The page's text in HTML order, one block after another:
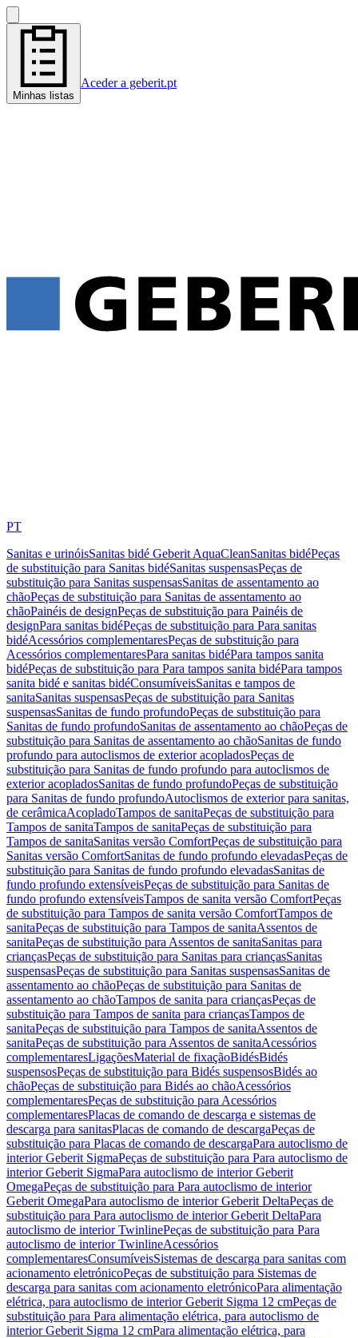
Minhas listas
Aceder a geberit.pt
PT
Sanitas e urinóisSanitas bidé Geberit AquaCleanSanitas bidéPeças
de substituição para Sanitas bidéSanitas suspensasPeças de
substituição para Sanitas suspensasSanitas de assentamento ao
chãoPeças de substituição para Sanitas de assentamento ao
chãoPainéis de designPeças de substituição para Painéis de
designPara sanitas bidéPeças de substituição para Para sanitas
bidéAcessórios complementaresPeças de substituição para
Acessórios complementaresPara sanitas bidéPara tampos sanita
bidéPeças de substituição para Para tampos sanita bidéPara tampos
sanita bidé e sanitas bidéConsumíveisSanitas e tampos de
sanitaSanitas suspensasPeças de substituição para Sanitas
suspensasSanitas de fundo profundoPeças de substituição para
Sanitas de fundo profundoSanitas de assentamento ao chãoPeças de
substituição para Sanitas de assentamento ao chãoSanitas de fundo
profundo para autoclismos de exterior acopladosPeças de
substituição para Sanitas de fundo profundo para autoclismos de
exterior acopladosSanitas de fundo profundoPeças de substituição
para Sanitas de fundo profundoAutoclismos de exterior para sanitas,
de cerâmicaAcopladoTampos de sanitaPeças de substituição para
Tampos de sanitaTampos de sanitaPeças de substituição para
Tampos de sanitaSanitas versão ComfortPeças de substituição para
Sanitas versão ComfortSanitas de fundo profundo elevadasPeças de
substituição para Sanitas de fundo profundo elevadasSanitas de
fundo profundo extensíveisPeças de substituição para Sanitas de
fundo profundo extensíveisTampos de sanita versão ComfortPeças
de substituição para Tampos de sanita versão ComfortTampos de
sanitaPeças de substituição para Tampos de sanitaAssentos de
sanitaPeças de substituição para Assentos de sanitaSanitas para
criançasPeças de substituição para Sanitas para criançasSanitas
suspensasPeças de substituição para Sanitas suspensasSanitas de
assentamento ao chãoPeças de substituição para Sanitas de
assentamento ao chãoTampos de sanita para criançasPeças de
substituição para Tampos de sanita para criançasTampos de
sanitaPeças de substituição para Tampos de sanitaAssentos de
sanitaPeças de substituição para Assentos de sanitaAcessórios
complementaresLigaçõesMaterial de fixaçãoBidésBidés
suspensosPeças de substituição para Bidés suspensosBidés ao
chãoPeças de substituição para Bidés ao chãoAcessórios
complementaresPeças de substituição para Acessórios
complementaresPlacas de comando de descarga e sistemas de
descarga para sanitasPlacas de comando de descargaPeças de
substituição para Placas de comando de descargaPara autoclismo de
interior Geberit SigmaPeças de substituição para Para autoclismo de
interior Geberit SigmaPara autoclismo de interior Geberit
OmegaPeças de substituição para Para autoclismo de interior
Geberit OmegaPara autoclismo de interior Geberit DeltaPeças de
substituição para Para autoclismo de interior Geberit DeltaPara
autoclismo de interior TwinlinePeças de substituição para Para
autoclismo de interior TwinlineAcessórios
complementaresConsumíveisSistemas de descarga para sanitas com
acionamento eletrónicoPeças de substituição para Sistemas de
descarga para sanitas com acionamento eletrónicoPara alimentação
elétrica, para autoclismo de interior Geberit Sigma 12 cmPeças de
substituição para Para alimentação elétrica, para autoclismo de
interior Geberit Sigma 12 cmPara alimentação elétrica, para